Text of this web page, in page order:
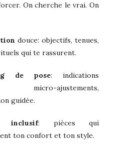
On cherche le vrai. On
douce: objectifs, tenues,
qui te rassurent.
de pose: indications
micro-ajustements,
guidée.
inclusif: pièces qui
ton confort et ton style.